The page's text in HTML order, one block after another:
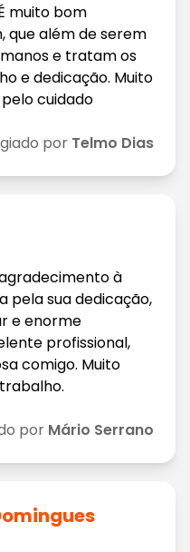
muito bom
que além de serem
e tratam os
e dedicação. Muito
cuidado
por Telmo Dias
à
pela sua dedicação,
e enorme
profissional,
comigo. Muito
por Mário Serrano